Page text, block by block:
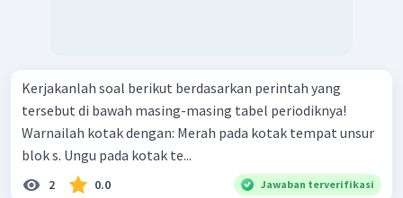
Kerjakanlah soal berikut berdasarkan perintah yang
tersebut di bawah masing-masing tabel periodiknya!
Warnailah kotak dengan: Merah pada kotak tempat unsur
blok s. Ungu pada kotak te...
2 0.0 Jawaban terverifikasi